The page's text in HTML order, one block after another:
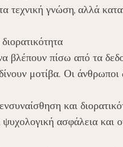
τεχνική γνώση, αλλά
βλέπουν πίσω από τα
μοτίβα. Οι άνθρωποι
και
ασφάλεια και